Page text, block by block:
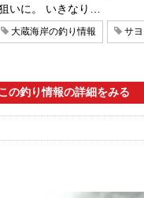
いに。 いきなり…
大蔵海岸の釣り情報 サ
の釣り情報の詳細をみる